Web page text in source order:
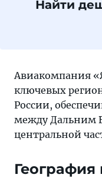
Найти
Авиакомпания
ключевых
России,
между Дальним
центральной
География